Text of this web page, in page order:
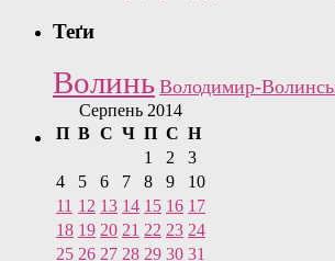
Теґи
Волинь Володимир-
Серпень 2014
П В С Ч П С Н
1
2
3
4
5 6 7 8 9
10
11 12 13 14 15 16 17
18 19 20 21 22 23 24
25 26 27 28 29 30 31